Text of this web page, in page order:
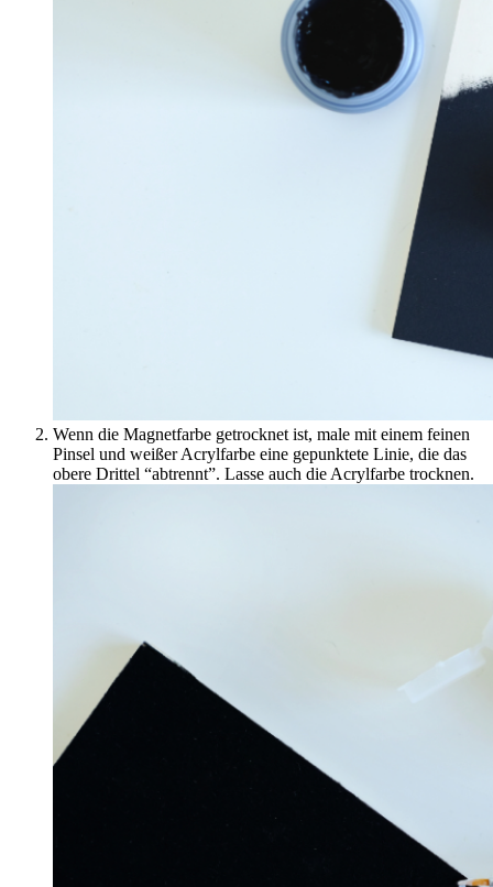
Wenn die Magnetfarbe getrocknet ist, male mit einem feinen
Pinsel und weißer Acrylfarbe eine gepunktete Linie, die das
obere Drittel “abtrennt”. Lasse auch die Acrylfarbe trocknen.